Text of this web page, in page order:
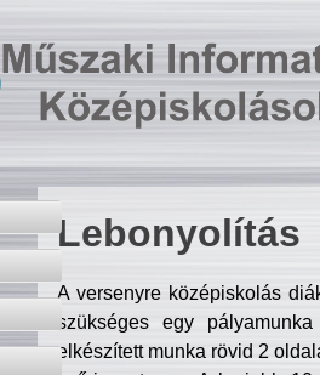
Lebonyolítás
A versenyre középiskolás
szükséges egy
elkészített munka rövid 2